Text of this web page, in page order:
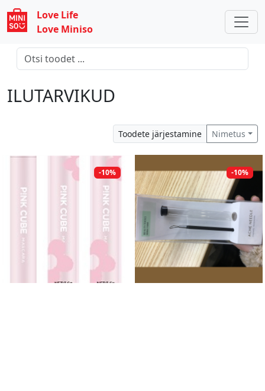
Love Life
Love Miniso
ILUTARVIKUD
Toodete järjestamine Nimetus
-10% -10%